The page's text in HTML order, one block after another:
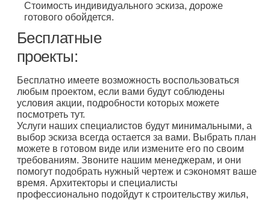
Стоимость индивидуального эскиза, дороже
готового обойдется.
Бесплатные
проекты:
Бесплатно имеете возможность воспользоваться
любым проектом, если вами будут соблюдены
условия акции, подробности которых можете
посмотреть тут.
Услуги наших специалистов будут минимальными, а
выбор эскиза всегда остается за вами. Выбрать план
можете в готовом виде или измените его по своим
требованиям. Звоните нашим менеджерам, и они
помогут подобрать нужный чертеж и сэкономят ваше
время. Архитекторы и специалисты
профессионально подойдут к строительству жилья,